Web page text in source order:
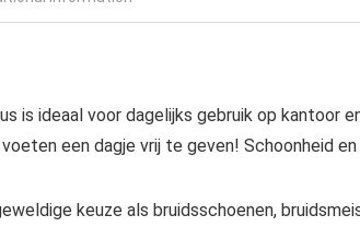
is ideaal voor dagelijks gebruik op kantoor
een dagje vrij te geven! Schoonheid
keuze als bruidsschoenen,